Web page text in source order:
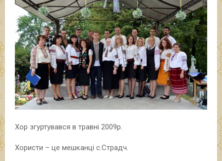
Хор згуртувався в травні 2009р.
Хористи – це мешканці с.Страдч.